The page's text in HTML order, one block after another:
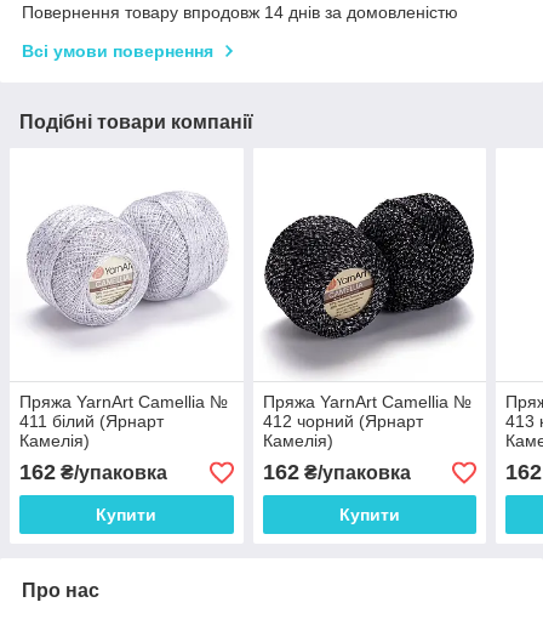
Повернення товару впродовж 14 днів за домовленістю
Всі умови повернення
Подібні товари компанії
Пряжа YarnArt Camellia №
411 білий (Ярнарт
Камелія)
162 ₴/упаковка
Купити
Пряжа YarnArt Camellia №
412 чорний (Ярнарт
Камелія)
162₴/упаковка
Купити
413
162
Про нас